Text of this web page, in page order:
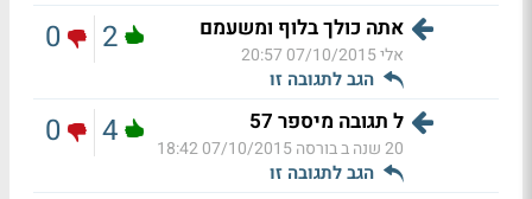
אתה כולך בלוף ומשעמם
אלי07/10/2015 20:57
הגב לתגובה זו
2
0
ל תגובה מיספר 57
20 שנה ב בורסה 07/10/2015 18:42
הגב לתגובה זו
4
0